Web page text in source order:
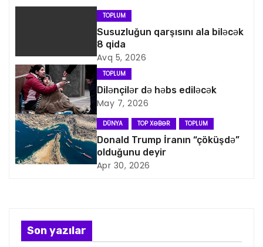
a
i
q
a
s
i
s
TOPLUM
Susuzluğun qarşısını ala biləcək
8 qida
Avq 5, 2026
TOPLUM
Dilənçilər də həbs ediləcək
May 7, 2026
DÜNYA TOP XƏBƏR TOPLUM
Donald Trump İranın “çöküşdə”
olduğunu deyir
Apr 30, 2026
Son yazılar